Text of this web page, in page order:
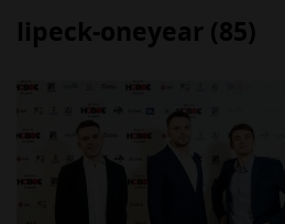
lipeck-oneyear (85)